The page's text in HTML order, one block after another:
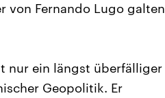
von Fernando Lugo galten
nur ein längst überfälliger
Geopolitik. Er